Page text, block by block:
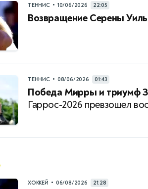
ТЕННИС • 10/06/2026 22:05
Возвращение Серены
ТЕННИС • 08/06/2026 01:43
Победа Мирры и триумф
Гаррос-2026 превзошел
ХОККЕЙ • 06/08/2026 21:28